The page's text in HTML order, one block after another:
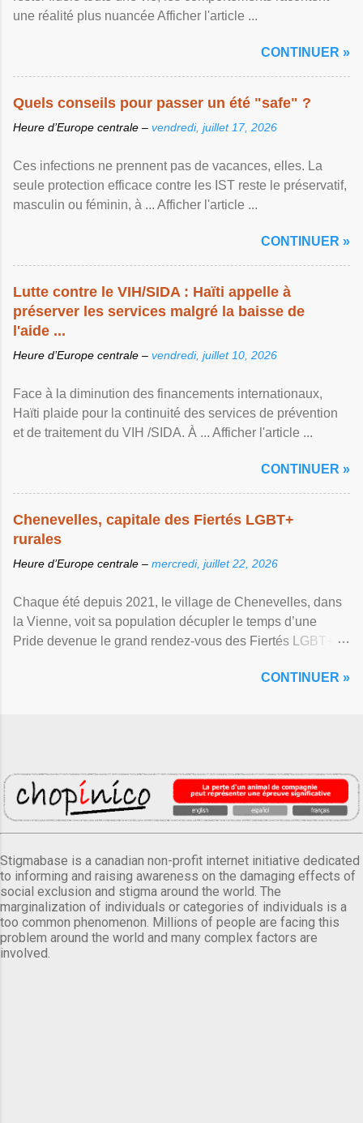
une réalité plus nuancée Afficher l'article ...
CONTINUER »
Quels conseils pour passer un été "safe" ?
Heure d’Europe centrale – vendredi, juillet 17, 2026
Ces infections ne prennent pas de vacances, elles. La
seule protection efficace contre les IST reste le préservatif,
masculin ou féminin, à ... Afficher l'article ...
CONTINUER »
Lutte contre le VIH/SIDA : Haïti appelle à
préserver les services malgré la baisse de
l'aide ...
Heure d’Europe centrale – vendredi, juillet 10, 2026
Face à la diminution des financements internationaux,
Haïti plaide pour la continuité des services de prévention
et de traitement du VIH /SIDA. À ... Afficher l'article ...
CONTINUER »
Chenevelles, capitale des Fiertés LGBT+
rurales
Heure d’Europe centrale – mercredi, juillet 22, 2026
Chaque été depuis 2021, le village de Chenevelles, dans
la Vienne, voit sa population décupler le temps d’une
Pride devenue le grand rendez-vous des Fiertés LGBT+
CONTINUER »
Stigmabase is a canadian non-profit internet initiative dedicated
to informing and raising awareness on the damaging effects of
social exclusion and stigma around the world. The
marginalization of individuals or categories of individuals is a
too common phenomenon. Millions of people are facing this
problem around the world and many complex factors are
involved.